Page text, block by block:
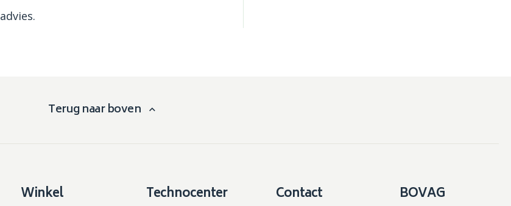
advies.
Terug naar boven
Winkel Technocenter Contact BOVAG